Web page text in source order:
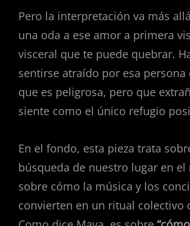
Pero la interpretación va más
una oda a ese amor a primera
visceral que te puede quebrar.
sentirse atraído por esa persona
que es peligrosa, pero que
siente como el único refugio
En el fondo, esta pieza trata
búsqueda de nuestro lugar en el
sobre cómo la música y los
convierten en un ritual colectivo